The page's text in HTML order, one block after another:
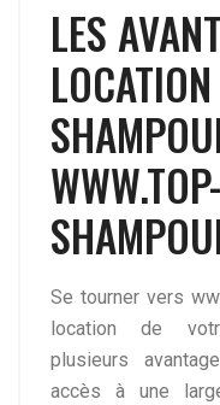
LES
WWW.TOP-
Se tourner vers
location de
plusieurs
accès à une